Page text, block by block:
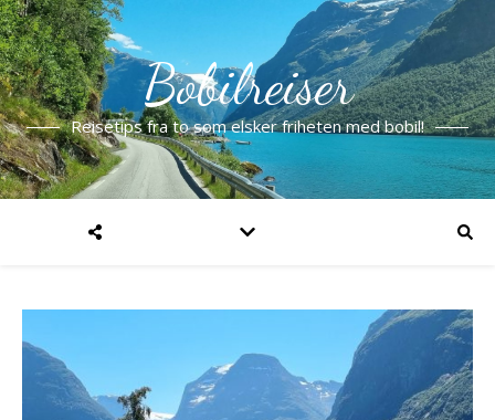
Bobilreiser
Reisetips fra to som elsker friheten med bobil!